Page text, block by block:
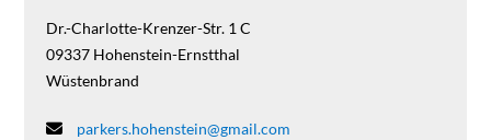
Dr.-Charlotte-Krenzer-Str. 1 C
09337 Hohenstein-Ernstthal
Wüstenbrand
parkers.hohenstein@gmail.com